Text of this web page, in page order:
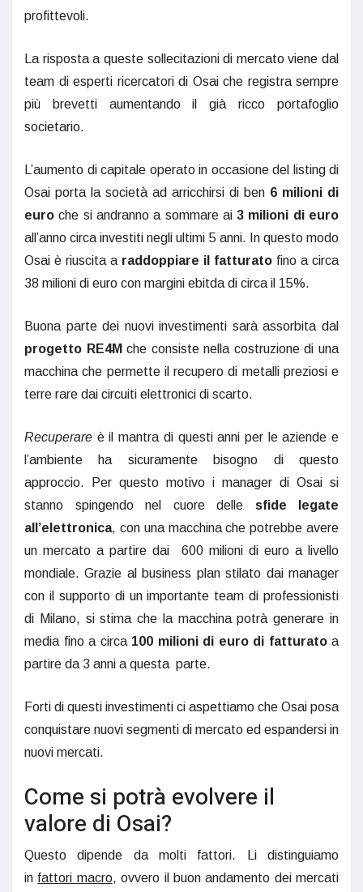
profittevoli.
La risposta a queste sollecitazioni di mercato viene dal
team di esperti ricercatori di Osai che registra sempre
più brevetti aumentando il già ricco portafoglio
societario.
L’aumento di capitale operato in occasione del listing di
Osai porta la società ad arricchirsi di ben 6 milioni di
euro che si andranno a sommare ai3 milioni di euro
all’anno circa investiti negli ultimi 5 anni. In questo modo
Osai è riuscita a raddoppiare il fatturato fino a circa
38 milioni di euro con margini ebitda di circa il 15%.
Buona parte dei nuovi investimenti sarà assorbita dal
progetto RE4M che consiste nella costruzione di una
macchina che permette il recupero di metalli preziosi e
terre rare dai circuiti elettronici di scarto.
Recuperare è il mantra di questi anni per le aziende e
l’ambiente ha sicuramente bisogno di questo
approccio. Per questo motivo i manager di Osai si
stanno spingendo nel cuore delle sfide legate
all’elettronica, con una macchina che potrebbe avere
un mercato a partire dai 600 milioni di euro a livello
mondiale. Grazie al business plan stilato dai manager
con il supporto di un importante team di professionisti
di Milano, si stima che la macchina potrà generare in
media fino a circa 100 milioni di euro di fatturatoa
partire da 3 anni a questa parte.
Forti di questi investimenti ci aspettiamo che Osai posa
conquistare nuovi segmenti di mercato ed espandersi in
nuovi mercati.
Come si potrà evolvere il
valore di Osai?
Questo dipende da molti fattori. Li distinguiamo
in fattori macro, ovvero il buon andamento dei mercati